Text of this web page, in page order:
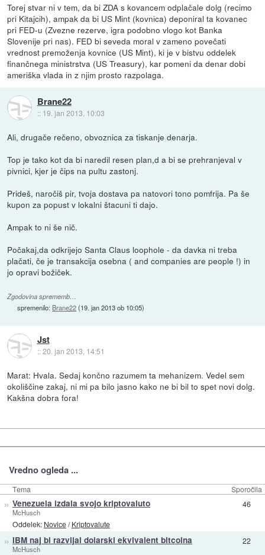
Torej stvar ni v tem, da bi ZDA s kovancem odplačale dolg (recimo
pri Kitajcih), ampak da bi US Mint (kovnica) deponiral ta kovanec
pri FED-u (Zvezne rezerve, igra podobno vlogo kot Banka
Slovenije pri nas). FED bi seveda moral v zameno povečati
vrednost premoženja kovnice (US Mint), ki je v bistvu oddelek
finančnega ministrstva (US Treasury), kar pomeni da denar dobi
ameriška vlada in z njim prosto razpolaga.
Brane22
:: 19. jan 2013, 10:03
Ali, drugače rečeno, obvoznica za tiskanje denarja.
Top je tako kot da bi naredil resen plan,d a bi se prehranjeval v
pivnici, kjer je čips na pultu zastonj.
Prideš, naročiš pir, tvoja dostava pa natovori tono pomfrija. Pa še
kupon za popust v lokalni štacuni ti dajo.
Ampak to ni še nič.
Počakaj,da odkrijejo Santa Claus loophole - da davka ni treba
plačati, če je transakcija osebna ( and companies are people !) in
jo opravi božiček.
Zgodovina sprememb…
spremenilo: Brane22(19. jan 2013 ob 10:05)
Jst
::20. jan 2013, 14:51
Marat: Hvala. Sedaj končno razumem ta mehanizem. Vedel sem
okoliščine zakaj, ni mi pa bilo jasno kako ne bi bil to spet novi dolg.
Kakšna dobra fora!
Vredno ogleda ...
Tema Sporočila
» Venezuela izdala svojo kriptovaluto
McHusch
Oddelek: Novice/Kriptovalute
46
» IBM naj bi razvijal dolarski ekvivalent bitcoina
McHusch
22